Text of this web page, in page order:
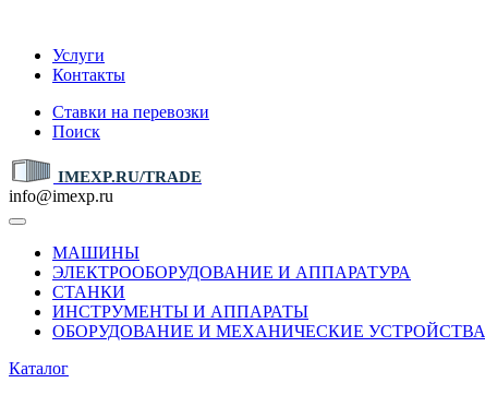
Услуги
Контакты
Ставки на перевозки
Поиск
IMEXP.RU/TRADE
info@imexp.ru
МАШИНЫ
ЭЛЕКТРООБОРУДОВАНИЕ И АППАРАТУРА
СТАНКИ
ИНСТРУМЕНТЫ И АППАРАТЫ
ОБОРУДОВАНИЕ И МЕХАНИЧЕСКИЕ УСТРОЙСТВА
Каталог